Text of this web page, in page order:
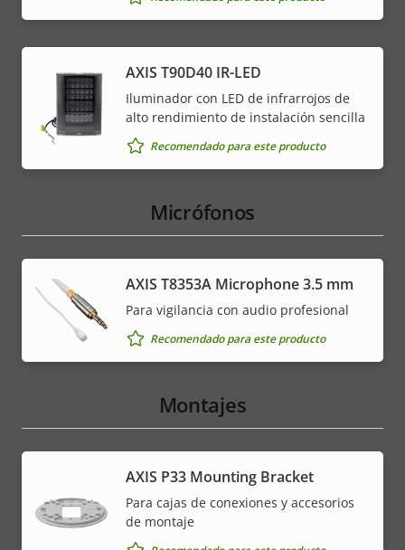
AXIS T90D40 IR-LED
Iluminador con LED de infrarrojos de
alto rendimiento de instalación sencilla
Recomendado para este producto
Micrófonos
AXIS T8353A Microphone 3.5 mm
Para vigilancia con audio profesional
Recomendado para este producto
Montajes
AXIS P33 Mounting Bracket
Para cajas de conexiones y accesorios
de montaje